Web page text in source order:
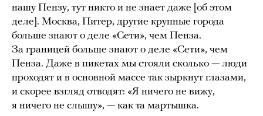
нашу Пензу, тут никто и не знает даже [об этом
деле]. Москва, Питер, другие крупные города
больше знают о деле «Сети», чем Пенза.
За границей больше знают о деле «Сети», чем
Пенза. Даже в пикетах мы стояли сколько — люди
проходят и в основной массе так зыркнут глазами,
и скорее взгляд отводят: «Я ничего не вижу,
я ничего не слышу», — как та мартышка.